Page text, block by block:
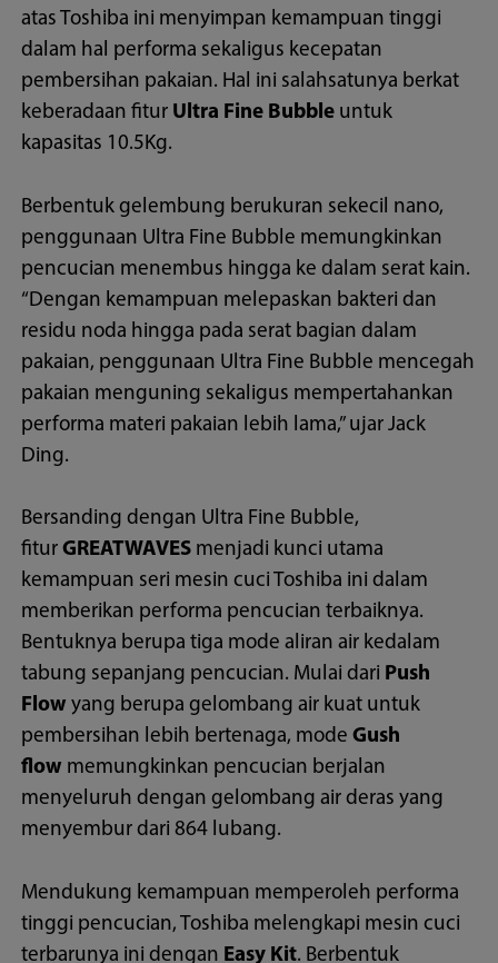
atas Toshiba ini menyimpan kemampuan tinggi
dalam hal performa sekaligus kecepatan
pembersihan pakaian. Hal ini salahsatunya berkat
keberadaan fitur Ultra Fine Bubble untuk
kapasitas 10.5Kg.
Berbentuk gelembung berukuran sekecil nano,
penggunaan Ultra Fine Bubble memungkinkan
pencucian menembus hingga ke dalam serat kain.
“Dengan kemampuan melepaskan bakteri dan
residu noda hingga pada serat bagian dalam
pakaian, penggunaan Ultra Fine Bubble mencegah
pakaian menguning sekaligus mempertahankan
performa materi pakaian lebih lama,” ujar Jack
Ding.
Bersanding dengan Ultra Fine Bubble,
fiturGREATWAVES menjadi kunci utama
kemampuan seri mesin cuci Toshiba ini dalam
memberikan performa pencucian terbaiknya.
Bentuknya berupa tiga mode aliran air kedalam
tabung sepanjang pencucian. Mulai dari Push
Flow yang berupa gelombang air kuat untuk
pembersihan lebih bertenaga, modeGush
flow memungkinkan pencucian berjalan
menyeluruh dengan gelombang air deras yang
menyembur dari 864 lubang.
Mendukung kemampuan memperoleh performa
tinggi pencucian, Toshiba melengkapi mesin cuci
terbarunya ini dengan Easy Kit. Berbentuk